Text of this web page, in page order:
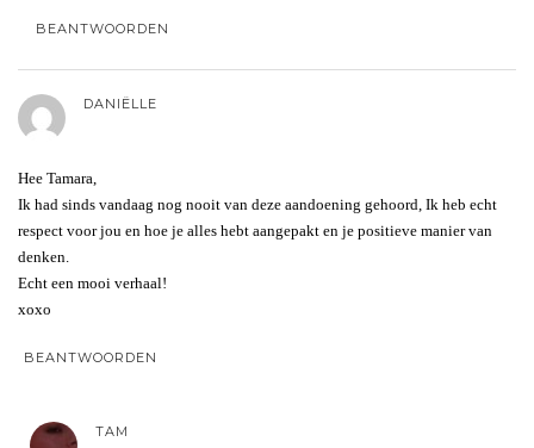
BEANTWOORDEN
DANIËLLE
Hee Tamara,
Ik had sinds vandaag nog nooit van deze aandoening gehoord, Ik heb echt
respect voor jou en hoe je alles hebt aangepakt en je positieve manier van
denken.
Echt een mooi verhaal!
xoxo
BEANTWOORDEN
TAM